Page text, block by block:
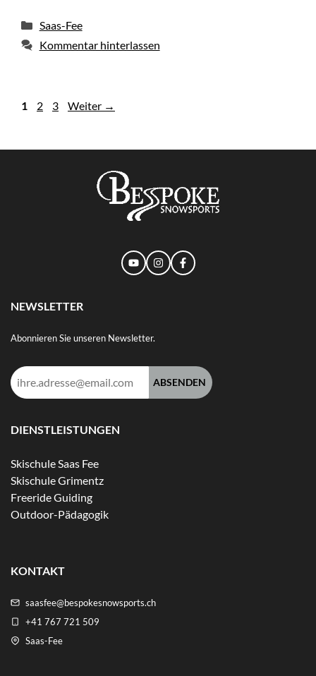
Kategorien
Saas-Fee
Kommentar hinterlassen
Seite
1 Seite
2 Seite
3 Weiter →
NEWSLETTER
Abonnieren Sie unseren Newsletter.
E-
Mail-
DIENSTLEISTUNGEN
Skischule Saas Fee
Skischule Grimentz
Freeride Guiding
Outdoor-Pädagogik
KONTAKT
saasfee@bespokesnowsports.ch
+41 767 721 509
Saas-Fee